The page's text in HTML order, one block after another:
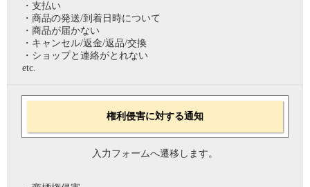
・支払い
・商品の発送/到着日時について
・商品が届かない
・キャンセル/返金/返品/交換
・ショップと連絡がとれない
etc.
権利侵害に対する通知
入力フォームへ遷移します。